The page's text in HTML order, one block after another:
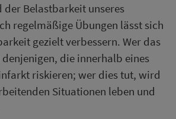
der Belastbarkeit unseres
regelmäßige Übungen lässt sich
gezielt verbessern. Wer das
die innerhalb eines
riskieren; wer dies tut, wird
Situationen leben und